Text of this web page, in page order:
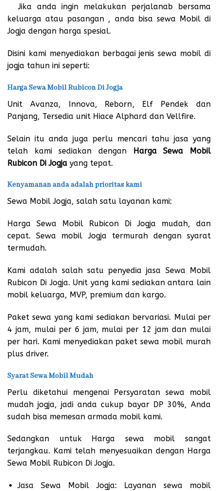
Jika anda ingin melakukan perjalanab bersama
keluarga atau pasangan , anda bisa sewa Mobil di
Jogja dengan harga spesial.
Disini kami menyediakan berbagai jenis sewa mobil di
jogja tahun ini seperti:
Harga Sewa Mobil Rubicon Di Jogja
Unit Avanza, Innova, Reborn, Elf Pendek dan
Panjang, Tersedia unit Hiace Alphard dan Vellfire.
Selain itu anda juga perlu mencari tahu jasa yang
telah kami sediakan dengan Harga Sewa Mobil
Rubicon Di Jogja yang tepat.
Kenyamanan anda adalah prioritas kami
Sewa Mobil Jogja, salah satu layanan kami:
Harga Sewa Mobil Rubicon Di Jogja mudah, dan
cepat. Sewa mobil Jogja termurah dengan syarat
termudah.
Kami adalah salah satu penyedia jasa Sewa Mobil
Rubicon Di Jogja. Unit yang kami sediakan antara lain
mobil keluarga, MVP, premium dan kargo.
Paket sewa yang kami sediakan bervariasi. Mulai per
4 jam, mulai per 6 jam, mulai per 12 jam dan mulai
per hari. Kami menyediakan paket sewa mobil murah
plus driver.
Syarat Sewa Mobil Mudah
Perlu diketahui mengenai Persyaratan sewa mobil
mudah jogja, jadi anda cukup bayar DP 30%, Anda
sudah bisa memesan armada mobil kami.
Sedangkan untuk Harga sewa mobil sangat
terjangkau. Kami telah menyesuaikan dengan Harga
Sewa Mobil Rubicon Di Jogja.
Jasa Sewa Mobil Jogja: Layanan sewa mobil